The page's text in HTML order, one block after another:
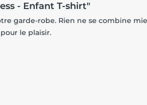
- Enfant T-shirt"
garde-robe. Rien ne se combine
le plaisir.